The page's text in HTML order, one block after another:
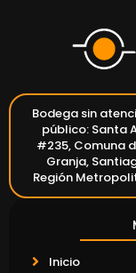
Bodega sin
público: Santa
#235, Comuna
Granja,
Región
Inicio